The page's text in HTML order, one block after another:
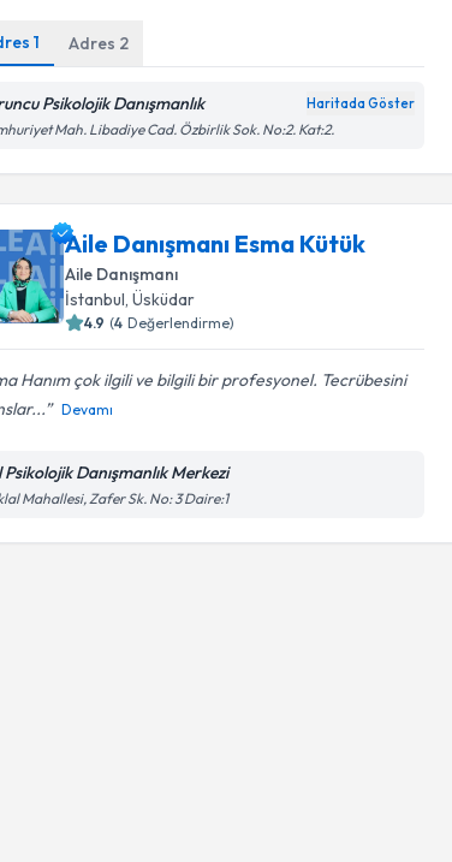
1 Adres 2
Psikolojik Danışmanlık Haritada Göster
Mah. Libadiye Cad. Özbirlik Sok. No:2. Kat:2.
Aile Danışmanı Esma Kütük
Aile Danışmanı
İstanbul , Üsküdar
4.9 (4 Değerlendirme)
Hanım çok ilgili ve bilgili bir profesyonel. Tecrübesini
Devamı
Psikolojik Danışmanlık Merkezi
Mahallesi, Zafer Sk. No: 3 Daire:1